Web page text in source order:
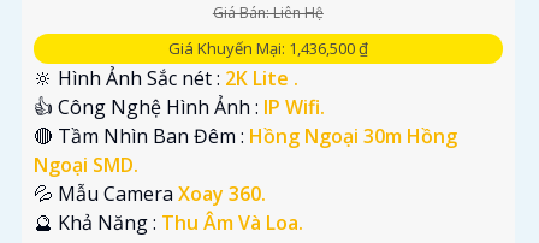
Giá Bán: Liên Hệ
Giá Khuyến Mại: 1,436,500 ₫
🔆 Hình Ảnh Sắc nét : 2K Lite .
👍 Công Nghệ Hình Ảnh : IP Wifi.
🔴 Tầm Nhìn Ban Đêm : Hồng Ngoại 30m Hồng
Ngoại SMD.
💦 Mẫu Camera Xoay 360.
️🔮 Khả Năng : Thu Âm Và Loa.